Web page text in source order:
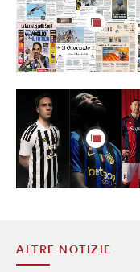
ALTRE NOTIZIE